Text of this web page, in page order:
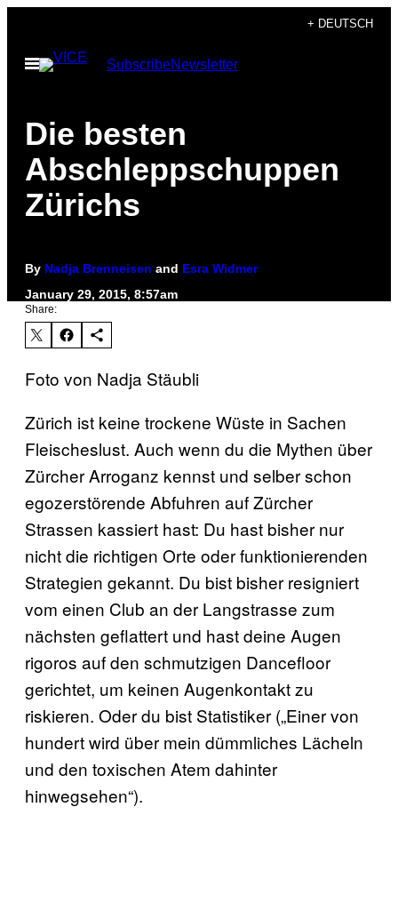
content
+ DEUTSCH
Open
Menu
SubscribeNewsletter
Die besten
Abschleppschuppen
Zürichs
By Nadja Brenneisen and Esra Widmer
January 29, 2015, 8:57am
Share:
Foto von Nadja Stäubli
Zürich ist keine trockene Wüste in Sachen
Fleischeslust. Auch wenn du die Mythen über
Zürcher Arroganz kennst und selber schon
egozerstörende Abfuhren auf Zürcher
Strassen kassiert hast: Du hast bisher nur
nicht die richtigen Orte oder funktionierenden
Strategien gekannt. Du bist bisher resigniert
vom einen Club an der Langstrasse zum
nächsten geflattert und hast deine Augen
rigoros auf den schmutzigen Dancefloor
gerichtet, um keinen Augenkontakt zu
riskieren. Oder du bist Statistiker („Einer von
hundert wird über mein dümmliches Lächeln
und den toxischen Atem dahinter
hinwegsehen“).